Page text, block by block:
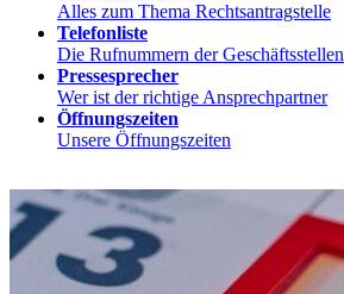
Alles zum Thema Rechtsantragstelle
Telefonliste
Die Rufnummern der Geschäftsstellen
Pressesprecher
Wer ist der richtige Ansprechpartner
Öffnungszeiten
Unsere Öffnungszeiten